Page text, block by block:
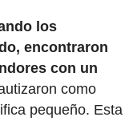
los
encontraron
con un
como
pequeño. Esta